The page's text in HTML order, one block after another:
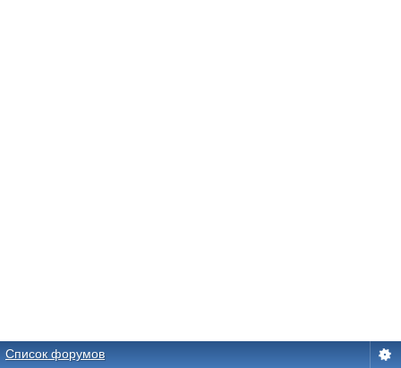
Список форумов